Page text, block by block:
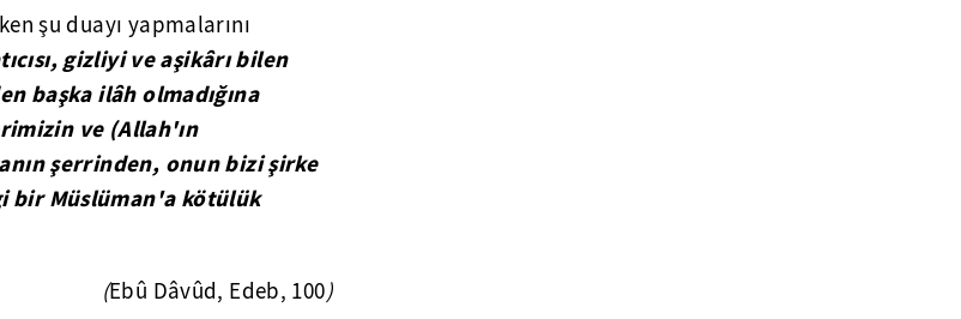
şu duayı yapmalarını
gizliyi ve aşikârı bilen
başka ilâh olmadığına
ve (Allah'ın
şerrinden, onun bizi şirke
bir Müslüman'a kötülük
(Ebû Dâvûd, Edeb, 100)